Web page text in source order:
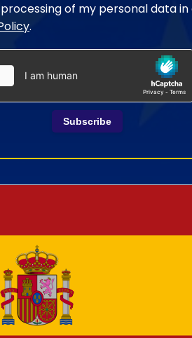
of my personal data
.
Subscribe